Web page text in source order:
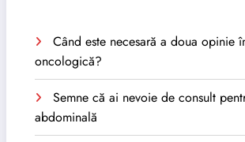
Când este necesară a doua opinie
oncologică?
Semne că ai nevoie de consult
abdominală